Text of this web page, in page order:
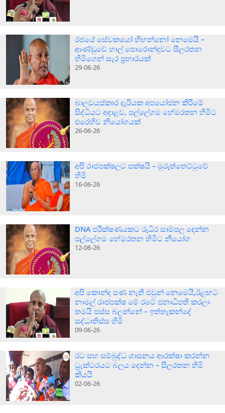
රජයේ සේවකයෝ හිඟන්නෝ නෙමෙයි –
ආණ්ඩුවේ හාල් පොරොන්දුවට සීලරතන
හිමිගෙන් සැර ප්‍රහාරයක්
29-06-26
බාලවයස්කාර දැරියක අපයෝජන කිරීමේ
සිද්ධියට අදාළව, පල්ලේගම හේමරතන හිමිට
එරෙහිව නියෝගයක්
26-06-26
අපි රාජපක්ෂලට පක්ෂයි – මුරුත්තෙට්ටුවේ
හිමි
16-06-26
DNA පරීක්ෂණයකට රුධිර සාම්පල දෙන්න
පල්ලේගම හේමරතන හිමිට නියෝග
12-06-26
අපි කොන්ද පණ නැති එවුන් නෙමෙයි,ඊළඟට
නාමල් රාජපක්ෂ මේ රටේ ජනාධිපති කරලා
තමයි පස්ස බලන්නේ – ඉත්තෑකන්දේ
සද්ධාතිස්ස හිමි
09-06-26
රට සහ සම්බුද්ධ ශාසනය ආරක්ෂා කරන්න
ට්‍රැක්ටරයට බලය දෙන්න – සීලරතන හිමි
කියයි
02-06-26